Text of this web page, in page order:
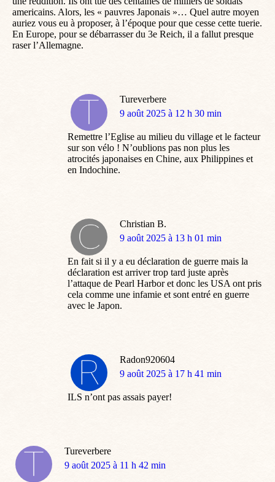
americains. Alors, les « pauvres Japonais »… Quel autre moyen
auriez vous eu à proposer, à l’époque pour que cesse cette tuerie.
En Europe, pour se débarrasser du 3e Reich, il a fallut presque
raser l’Allemagne.
Tureverbere
dit
9 août 2025 à 12 h 30 min
Remettre l’Eglise au milieu du village et le facteur
sur son vélo ! N’oublions pas non plus les
atrocités japonaises en Chine, aux Philippines et
en Indochine.
Christian B.
dit
9 août 2025 à 13 h 01 min
En fait si il y a eu déclaration de guerre mais la
déclaration est arriver trop tard juste après
l’attaque de Pearl Harbor et donc les USA ont pris
cela comme une infamie et sont entré en guerre
avec le Japon.
Radon920604
dit
9 août 2025 à 17 h 41 min
ILS n’ont pas assais payer!
Tureverbere
dit
9 août 2025 à 11 h 42 min